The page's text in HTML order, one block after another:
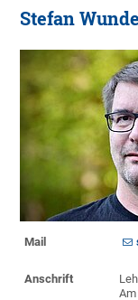
Stefan
Mail
Anschrift